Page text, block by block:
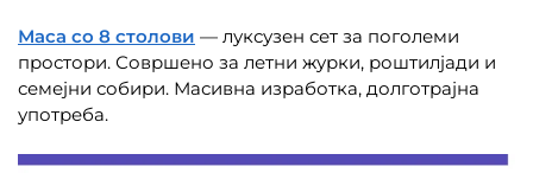
Маса со 8 столови — луксузен сет за поголеми
простори. Совршено за летни журки, роштилјади и
семејни собири. Масивна изработка, долготрајна
употреба.